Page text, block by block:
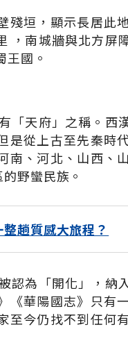
殘垣，顯示長居此
，南城牆與北方屏
國。
「天府」之稱。西
是從上古至先秦時
、河北、山西、
野蠻民族。
趟質感大旅程？
認為「開化」，納
華陽國志》只有
至今仍找不到任何